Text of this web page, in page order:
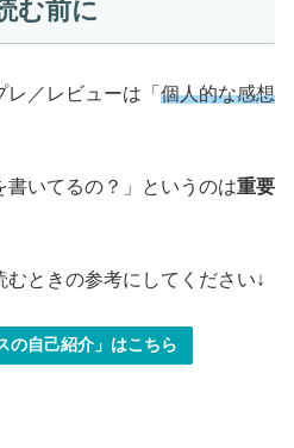
む前に
／レビューは「 個人的な感想
書いてるの？」というのは重要
ときの参考にしてください↓
の自己紹介」はこちら